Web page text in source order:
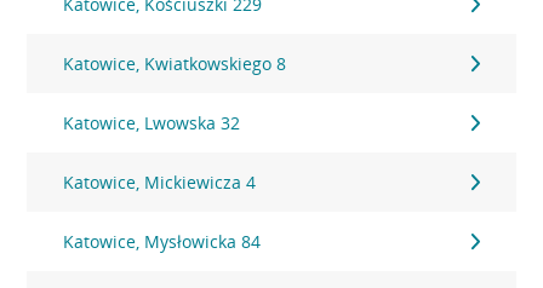
Katowice, Kwiatkowskiego 8
Katowice, Lwowska 32
Katowice, Mickiewicza 4
Katowice, Mysłowicka 84